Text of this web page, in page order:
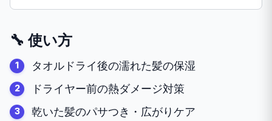
🔧 使い方
タオルドライ後の濡れた髪の保湿
ドライヤー前の熱ダメージ対策
乾いた髪のパサつき・広がりケア